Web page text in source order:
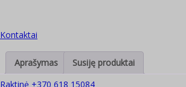
Kontaktai
Raktinė +370 618 15084
Aprašymas Susiję produktai